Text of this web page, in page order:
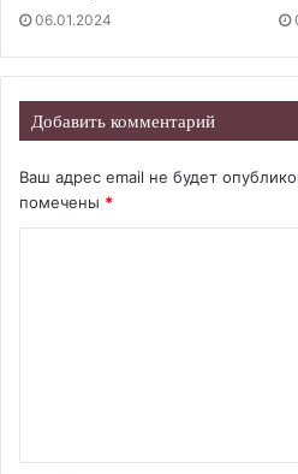
06.01.2024
Добавить комментарий
Ваш адрес email не будет
помечены *